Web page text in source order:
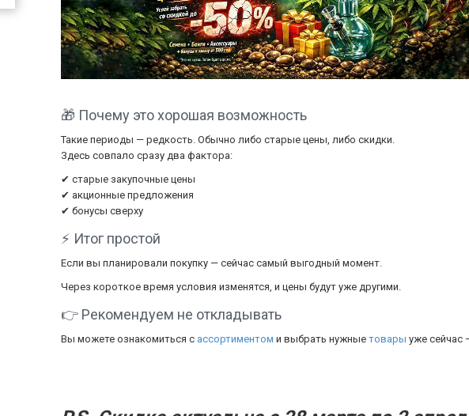
🎁 Почему это хорошая возможность
Такие периоды — редкость. Обычно либо старые цены, либо скидки.
Здесь совпало сразу два фактора:
✔ старые закупочные цены
✔ акционные предложения
✔ бонусы сверху
⚡ Итог простой
Если вы планировали покупку — сейчас самый выгодный момент.
Через короткое время условия изменятся, и цены будут уже другими.
👉 Рекомендуем не откладывать
Вы можете ознакомиться с ассортиментом и выбрать нужные товары уже сейчас